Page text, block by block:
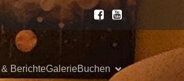
BerichteGalerieBuchen